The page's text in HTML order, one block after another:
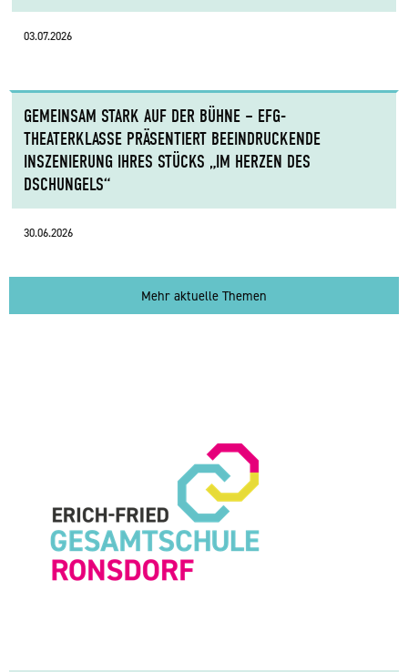
03.07.2026
GEMEINSAM STARK AUF DER BÜHNE – EFG-
THEATERKLASSE PRÄSENTIERT BEEINDRUCKENDE
INSZENIERUNG IHRES STÜCKS „IM HERZEN DES
DSCHUNGELS“
30.06.2026
Mehr aktuelle Themen